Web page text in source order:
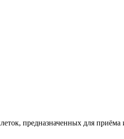
предназначенных для